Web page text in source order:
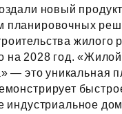
новый
планировочных
жилого
на 2028 год.
— это уникальная
индустриальное